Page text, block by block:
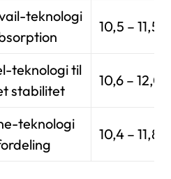
teknologi
10,5 – 11,5
teknologi til
stabilitet
10,6 – 12,0
teknologi
10,4 – 11,8